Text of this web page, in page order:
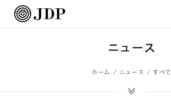
ニュース
ホーム ニュース すべて